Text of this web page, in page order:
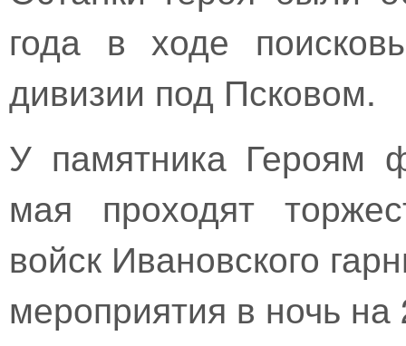
года в ходе
дивизии под Псковом.
У памятника Героям
мая проходят
войск Ивановского
мероприятия в ночь